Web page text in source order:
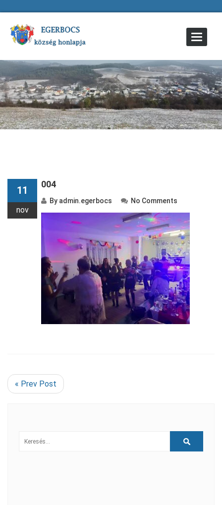
Toggle
11
nov
004
By admin.egerbocs No Comments
« Prev Post